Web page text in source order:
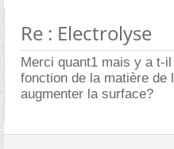
Re : Electrolyse
Merci quant1 mais y a t-
fonction de la matière de
augmenter la surface?